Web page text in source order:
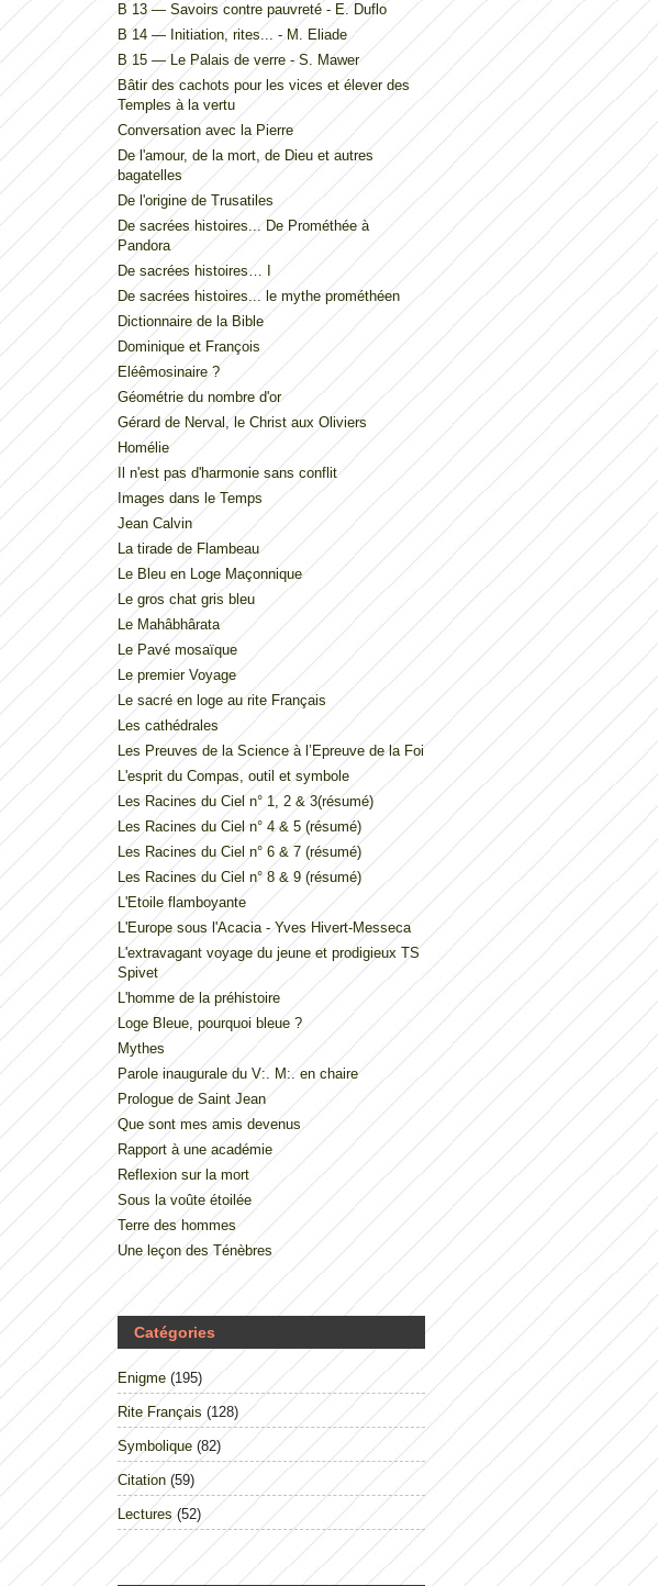
B 13 — Savoirs contre pauvreté - E. Duflo
B 14 — Initiation, rites... - M. Eliade
B 15 — Le Palais de verre - S. Mawer
Bâtir des cachots pour les vices et élever des
Temples à la vertu
Conversation avec la Pierre
De l'amour, de la mort, de Dieu et autres
bagatelles
De l'origine de Trusatiles
De sacrées histoires... De Prométhée à
Pandora
De sacrées histoires… I
De sacrées histoires... le mythe prométhéen
Dictionnaire de la Bible
Dominique et François
Eléêmosinaire ?
Géométrie du nombre d'or
Gérard de Nerval, le Christ aux Oliviers
Homélie
Il n'est pas d'harmonie sans conflit
Images dans le Temps
Jean Calvin
La tirade de Flambeau
Le Bleu en Loge Maçonnique
Le gros chat gris bleu
Le Mahâbhârata
Le Pavé mosaïque
Le premier Voyage
Le sacré en loge au rite Français
Les cathédrales
Les Preuves de la Science à l’Epreuve de la Foi
L'esprit du Compas, outil et symbole
Les Racines du Ciel n° 1, 2 & 3(résumé)
Les Racines du Ciel n° 4 & 5 (résumé)
Les Racines du Ciel n° 6 & 7 (résumé)
Les Racines du Ciel n° 8 & 9 (résumé)
L'Etoile flamboyante
L'Europe sous l'Acacia - Yves Hivert-Messeca
L'extravagant voyage du jeune et prodigieux TS
Spivet
L'homme de la préhistoire
Loge Bleue, pourquoi bleue ?
Mythes
Parole inaugurale du V:. M:. en chaire
Prologue de Saint Jean
Que sont mes amis devenus
Rapport à une académie
Reflexion sur la mort
Sous la voûte étoilée
Terre des hommes
Une leçon des Ténèbres
Catégories
Enigme (195)
Rite Français (128)
Symbolique (82)
Citation (59)
Lectures (52)